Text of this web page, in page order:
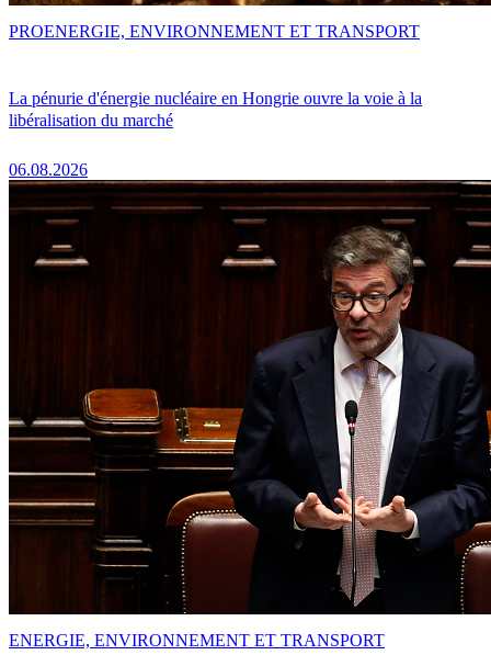
La pénurie d'énergie nucléaire en Hongrie ouvre la voie à la
libéralisation du marché
06.08.2026
PROENERGIE, ENVIRONNEMENT ET TRANSPORT
ENERGIE, ENVIRONNEMENT ET TRANSPORT